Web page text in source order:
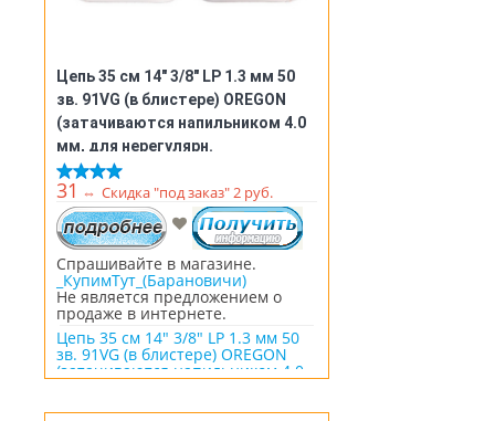
Цепь 35 см 14" 3/8" LP 1.3 мм 50
зв. 91VG (в блистере) OREGON
(затачиваются напильником 4.0
мм, для нерегулярн.
интенсивного использования)
(Q91VG050E)
31 ⇔ Скидка "под заказ" 2 руб.
Спрашивайте в магазине.
_КупимТут_(Барановичи)
Не является предложением о
продаже в интернете.
Цепь 35 см 14" 3/8" LP 1.3 мм 50
зв. 91VG (в блистере) OREGON
(затачиваются напильником 4.0